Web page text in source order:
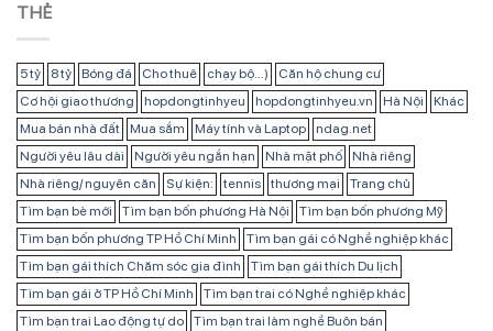
THẺ
5 tỷ 8 tỷ Bóng đá Cho thuê chạy bộ...)
Căn hộ chung cư
Cơ hội giao thương
hopdongtinhyeu hopdongtinhyeu.vn Hà Nội
Khác
Mua bán nhà đất
Mua sắm Máy tính và Laptop
ndag.net
Người yêu lâu dài
Người yêu ngắn hạn Nhà mặt phố
Nhà riêng
Nhà riêng/ nguyên căn
Sự kiện: tennis thương mại
Trang chủ
Tìm bạn bè mới
Tìm bạn bốn phương Hà Nội
Tìm bạn bốn phương Mỹ
Tìm bạn bốn phương TP Hồ Chí Minh
Tìm bạn gái có Nghề nghiệp khác
Tìm bạn gái thích Chăm sóc gia đình
Tìm bạn gái thích Du lịch
Tìm bạn gái ở TP Hồ Chí Minh
Tìm bạn trai có Nghề nghiệp khác
Tìm bạn trai Lao động tự do
Tìm bạn trai làm nghề Buôn bán